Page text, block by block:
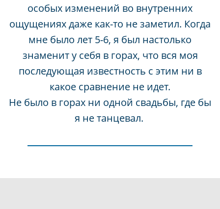
особых изменений во внутренних
ощущениях даже как-то не заметил. Когда
мне было лет 5-6, я был настолько
знаменит у себя в горах, что вся моя
последующая известность с этим ни в
какое сравнение не идет.
Не было в горах ни одной свадьбы, где бы
я не танцевал.